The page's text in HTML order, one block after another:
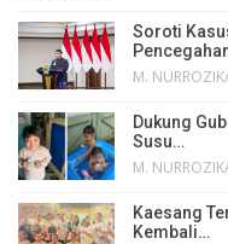
Soroti
M.
Dukung
Susu…
M.
Kaesang
Kembali…